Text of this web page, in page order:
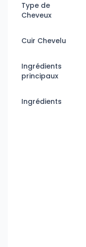
Type de
Cheveux
Cuir Chevelu
Ingrédients
principaux
Ingrédients